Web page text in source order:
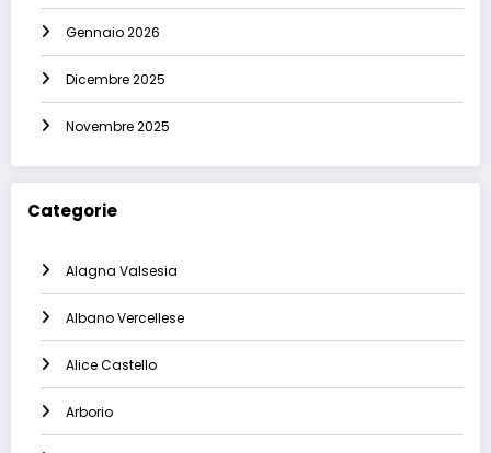
Gennaio 2026
Dicembre 2025
Novembre 2025
Categorie
Alagna Valsesia
Albano Vercellese
Alice Castello
Arborio